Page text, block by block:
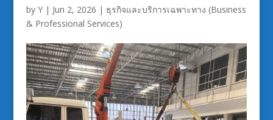
by Y| Jun 2, 2026 | ธุรกิจและบริการเฉพาะทาง (Business
& Professional Services)